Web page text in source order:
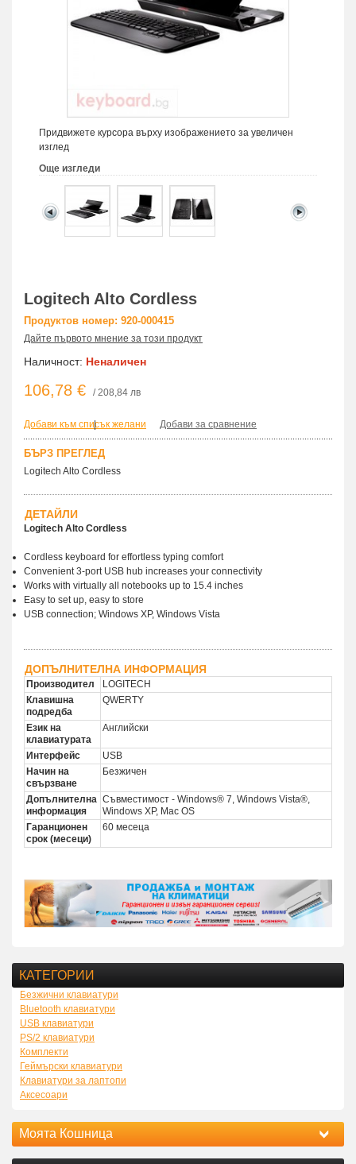
Придвижете курсора върху изображението за увеличен
изглед
Още изгледи
Logitech Alto Cordless
Продуктов номер: 920-000415
Дайте първото мнение за този продукт
Наличност: Неналичен
106,78 € / 208,84 лв
Добави към списък желани
| Добави за сравнение
БЪРЗ ПРЕГЛЕД
Logitech Alto Cordless
ДЕТАЙЛИ
Logitech Alto Cordless
Cordless keyboard for effortless typing comfort
Convenient 3-port USB hub increases your connectivity
Works with virtually all notebooks up to 15.4 inches
Easy to set up, easy to store
USB connection; Windows XP, Windows Vista
ДОПЪЛНИТЕЛНА ИНФОРМАЦИЯ
Производител
LOGITECH
Клавишна
подредба
QWERTY
Език на
клавиатурата
Английски
Интерфейс
USB
Начин на
свързване
Безжичен
Допълнителна
информация
Съвместимост - Windows® 7, Windows Vista®,
Windows XP, Mac OS
Гаранционен
срок (месеци)
60 месеца
КАТЕГОРИИ
Безжични клавиатури
Bluetooth клавиатури
USB клавиатури
PS/2 клавиатури
Комплекти
Геймърски клавиатури
Клавиатури за лаптопи
Аксесоари
Моята Кошница